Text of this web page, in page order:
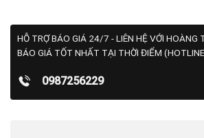
HỖ TRỢ BÁO GIÁ 24/7 - LIÊN HỆ VỚI HOÀNG
BÁO GIÁ TỐT NHẤT TẠI THỜI ĐIỂM
0987256229